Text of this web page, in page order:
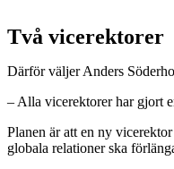
Två vicerektorer
Därför väljer Anders
– Alla vicerektorer har gjort
Planen är att en ny
globala relationer ska